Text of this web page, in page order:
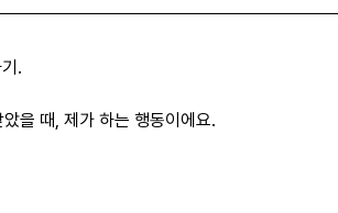
.
을 때, 제가 하는 행동이에요.